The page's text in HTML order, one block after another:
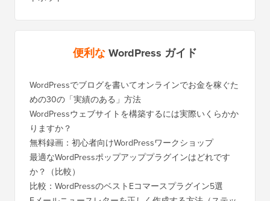
便利なWordPress ガイド
WordPressでブログを書いてオンラインでお金を稼ぐた
めの30の「実績のある」方法
WordPressウェブサイトを構築するには実際いくらかか
りますか？
無料録画：初心者向けWordPressワークショップ
最適なWordPressポップアッププラグインはどれです